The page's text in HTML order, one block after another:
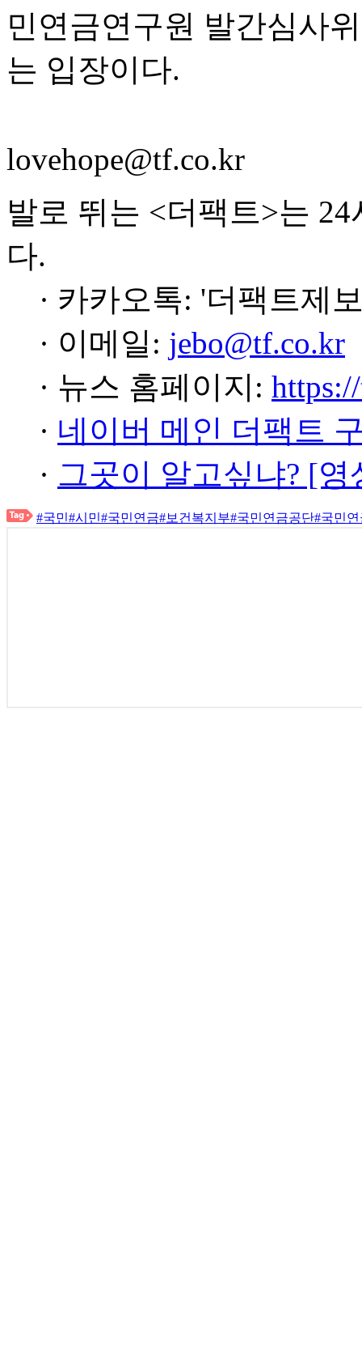
민연금연구원 발간심사
는 입장이다.
lovehope@tf.co.kr
발로 뛰는 <더팩트>는
다.
· 카카오톡: '더팩트제
· 이메일: jebo@tf.co.kr
· 뉴스 홈페이지:
· 네이버 메인 더팩트
· 그곳이 알고싶냐? [
#국민#시민#국민연금#보건복지부#국민연금공단#국민